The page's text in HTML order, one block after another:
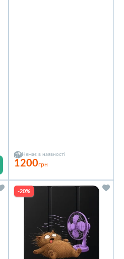
Немає в наявності
1200грн
-20%